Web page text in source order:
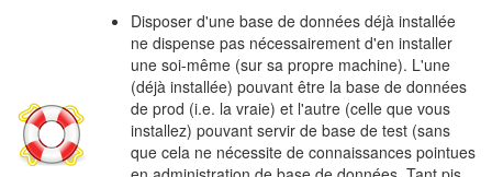
Disposer d'une base de données déjà installée
ne dispense pas nécessairement d'en installer
une soi-même (sur sa propre machine). L'une
(déjà installée) pouvant être la base de données
de prod (i.e. la vraie) et l'autre (celle que vous
installez) pouvant servir de base de test (sans
que cela ne nécessite de connaissances pointues